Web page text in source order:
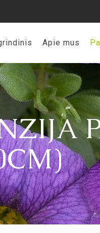
Apie mus